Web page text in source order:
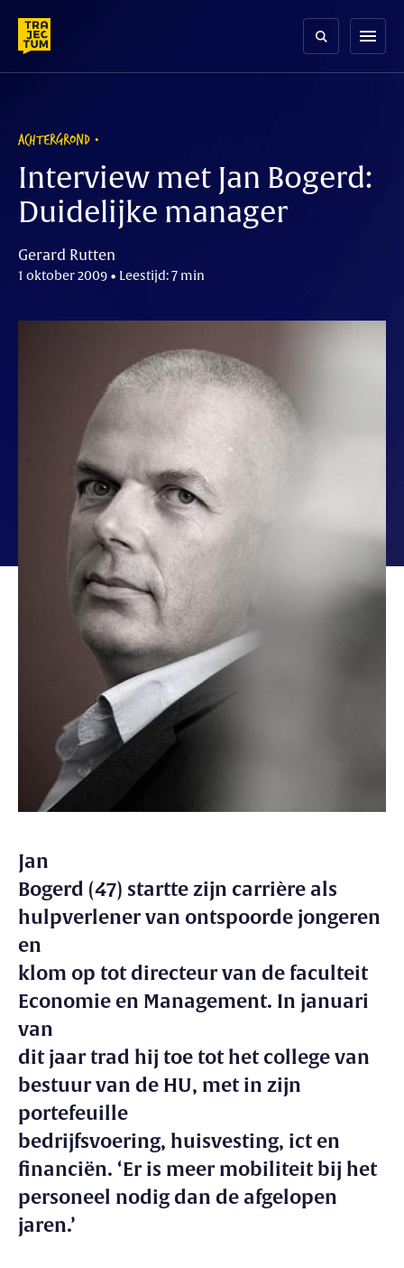
content
menu
ACHTERGROND
Interview met Jan Bogerd:
Duidelijke manager
Gerard Rutten
1 oktober 2009 • Leestijd: 7 min
Jan
Bogerd (47) startte zijn carrière als
hulpverlener van ontspoorde jongeren
en
klom op tot directeur van de faculteit
Economie en Management. In januari
van
dit jaar trad hij toe tot het college van
bestuur van de HU, met in zijn
portefeuille
bedrijfsvoering, huisvesting, ict en
financiën. ‘Er is meer mobiliteit bij het
personeel nodig dan de afgelopen
jaren.’